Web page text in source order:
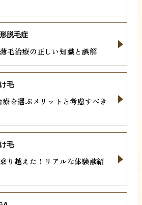
毛治療の正しい知識と誤解
脱毛症
を選ぶメリットと考慮すべき
毛
り越えた！リアルな体験談紹
毛